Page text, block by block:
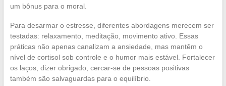
um bônus para o moral.
Para desarmar o estresse, diferentes abordagens merecem ser
testadas: relaxamento, meditação, movimento ativo. Essas
práticas não apenas canalizam a ansiedade, mas mantêm o
nível de cortisol sob controle e o humor mais estável. Fortalecer
os laços, dizer obrigado, cercar-se de pessoas positivas
também são salvaguardas para o equilíbrio.